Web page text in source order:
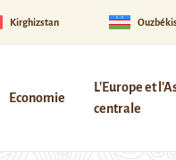
Kirghizstan
Economie
L'Europe et
centrale